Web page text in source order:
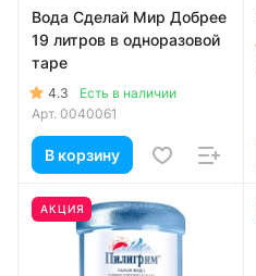
Вода Сделай Мир Добрее
19 литров в одноразовой
таре
4.3
Есть в наличии
Арт. 0040061
В корзину
АКЦИЯ